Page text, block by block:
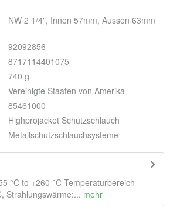
NW 2 1/4", Innen 57mm, Aussen 63mm
92092856
8717114401075
740 g
Vereinigte Staaten von Amerika
85461000
Highprojacket Schutzschlauch
Metallschutzschlauchsysteme
°C to +260 °C Temperaturbereich
Strahlungswärme:... mehr